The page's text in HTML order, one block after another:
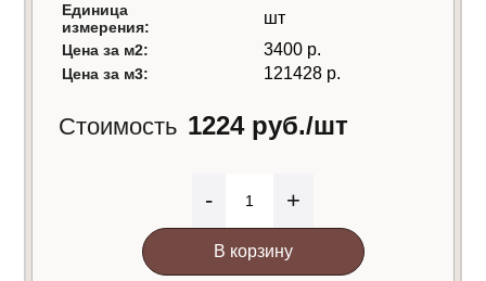
Единица
измерения:
шт
Цена за м2: 3400 р.
Цена за м3: 121428 р.
Стоимость 1224 руб./шт
- +
В корзину